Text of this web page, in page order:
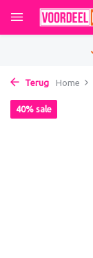
Terug Home
40% sale